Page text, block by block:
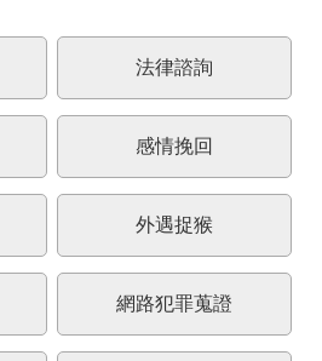
法律諮詢
感情挽回
外遇捉猴
網路犯罪蒐證